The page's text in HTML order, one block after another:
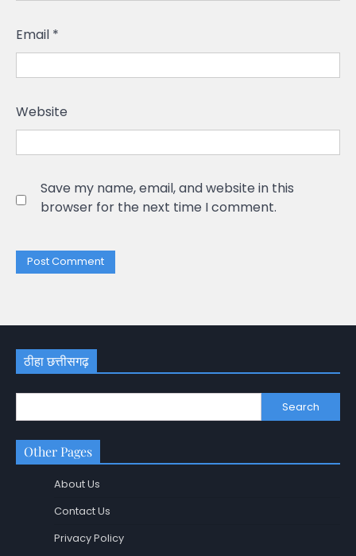
Email *
Website
Save my name, email, and website in this
browser for the next time I comment.
ठीहा छत्तीसगढ़
Search
Other Pages
About Us
Contact Us
Privacy Policy